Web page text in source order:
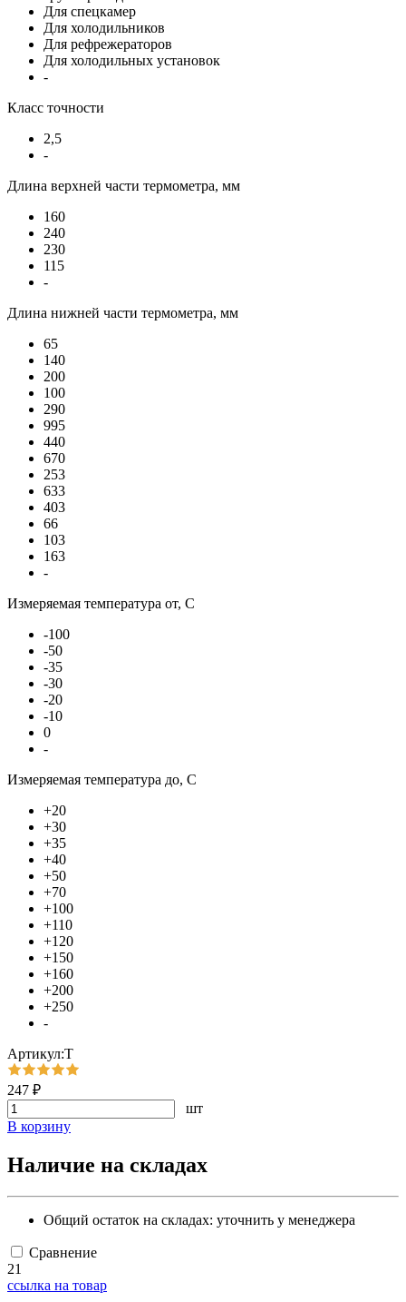
Для спецкамер
Для холодильников
Для рефрежераторов
Для холодильных установок
-
Класс точности
2,5
-
Длина верхней части термометра, мм
160
240
230
115
-
Длина нижней части термометра, мм
65
140
200
100
290
995
440
670
253
633
403
66
103
163
-
Измеряемая температура от, С
-100
-50
-35
-30
-20
-10
0
-
Измеряемая температура до, С
+20
+30
+35
+40
+50
+70
+100
+110
+120
+150
+160
+200
+250
-
Артикул:Т
247 ₽
шт
В корзину
Наличие на складах
Общий остаток на складах: уточнить у менеджера
Сравнение
21
ссылка на товар